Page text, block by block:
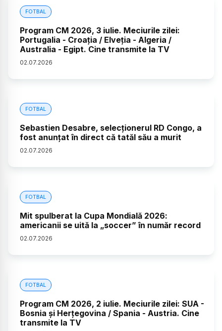
FOTBAL
Program CM 2026, 3 iulie. Meciurile zilei:
Portugalia - Croația / Elveția - Algeria /
Australia - Egipt. Cine transmite la TV
02.07.2026
FOTBAL
Sebastien Desabre, selecționerul RD Congo, a
fost anunțat în direct că tatăl său a murit
02.07.2026
FOTBAL
Mit spulberat la Cupa Mondială 2026:
americanii se uită la „soccer” în număr record
02.07.2026
FOTBAL
Program CM 2026, 2 iulie. Meciurile zilei: SUA -
Bosnia și Herțegovina / Spania - Austria. Cine
transmite la TV